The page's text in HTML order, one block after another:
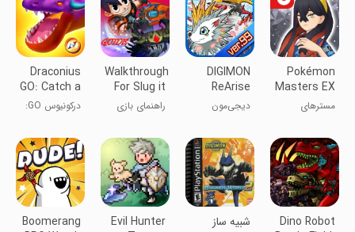
Pokémon
Masters EX
مسترهای
DIGIMON
ReArise
دیجی‌مون
می‌کند
Walkthrough
For Slug it
Out 2 From
Slugterra
راهنمای بازی
اوت ۲ از
سلگتررا
Draconius
GO: Catch a
Dragon!
درکونیوس GO:
Dino Robot
شبیه ساز
Evil Hunter
Boomerang